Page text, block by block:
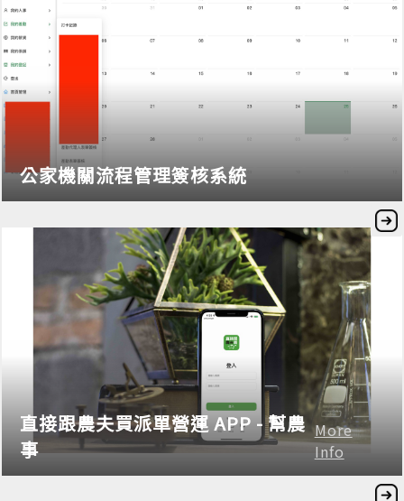
公家機關流程管理簽核系統
直接跟農夫買派單營運 APP - 幫農
事
More
Info